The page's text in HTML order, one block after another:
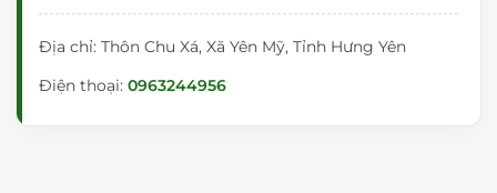
Địa chỉ: Thôn Chu Xá, Xã Yên Mỹ, Tỉnh Hưng Yên
Điện thoại: 0963244956